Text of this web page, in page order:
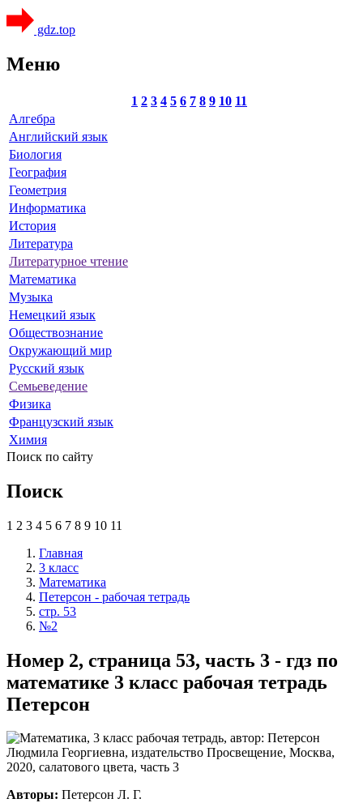
gdz.top
Меню
1 2 3 4 5 6 7 8 9 10 11
Алгебра
Английский язык
Биология
География
Геометрия
Информатика
История
Литература
Литературное чтение
Математика
Музыка
Немецкий язык
Обществознание
Окружающий мир
Русский язык
Семьеведение
Физика
Французский язык
Химия
Поиск по сайту
Поиск
1 2 3 4 5 6 7 8 9 10 11
Главная
3 класс
Математика
Петерсон - рабочая тетрадь
стр. 53
№2
Номер 2, страница 53, часть 3 - гдз по
математике 3 класс рабочая тетрадь
Петерсон
Авторы: Петерсон Л. Г.